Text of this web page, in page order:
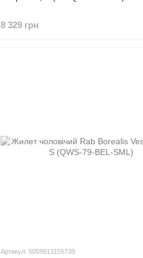
8 329 грн
Артикул: 5059913155739